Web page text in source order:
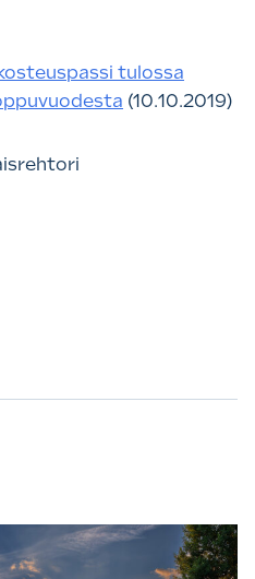
tulossa
(10.10.2019)